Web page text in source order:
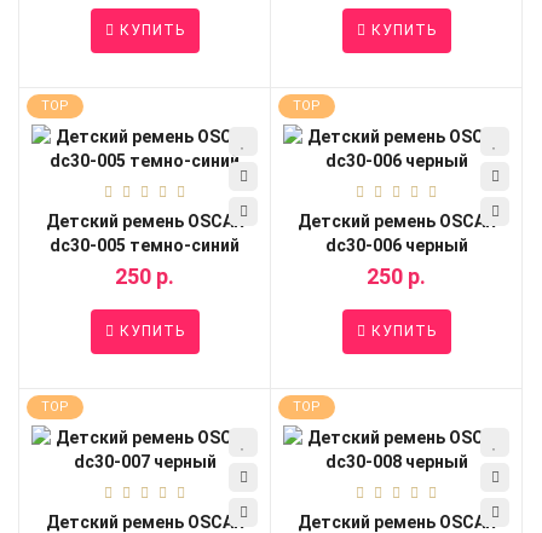
КУПИТЬ КУПИТЬ
TOP
Детский ремень OSCAR
dc30-005 темно-синий
250 р.
КУПИТЬ
TOP
Детский ремень OSCAR
dc30-006 черный
250 р.
КУПИТЬ
TOP
Детский ремень OSCAR
TOP
Детский ремень OSCAR